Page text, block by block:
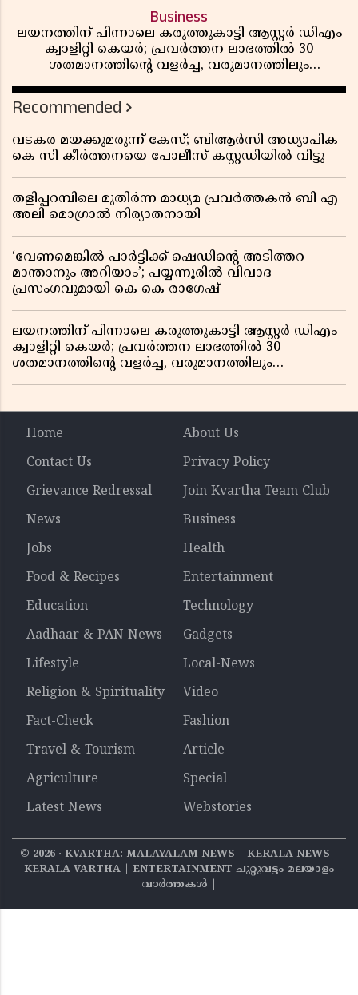
Business
ലയനത്തിന് പിന്നാലെ കരുത്തുകാട്ടി ആസ്റ്റർ ഡിഎം
ക്വാളിറ്റി കെയർ; പ്രവർത്തന ലാഭത്തിൽ 30
ശതമാനത്തിൻ്റെ വളർച്ച, വരുമാനത്തിലും
റിപ്പോർട്ട് പുറത്ത്
Recommended
വടകര മയക്കുമരുന്ന് കേസ്; ബിആർസി അധ്യാപിക
കെ സി കീർത്തനയെ പോലീസ് കസ്റ്റഡിയിൽ വിട്ടു
തളിപ്പറമ്പിലെ മുതിർന്ന മാധ്യമ പ്രവർത്തകൻ ബി എ
അലി മൊഗ്രാൽ നിര്യാതനായി
‘വേണമെങ്കിൽ പാർട്ടിക്ക് ഷെഡിൻ്റെ അടിത്തറ
മാന്താനും അറിയാം’; പയ്യന്നൂരിൽ വിവാദ
പ്രസംഗവുമായി കെ കെ രാഗേഷ്
ലയനത്തിന് പിന്നാലെ കരുത്തുകാട്ടി ആസ്റ്റർ ഡിഎം
ക്വാളിറ്റി കെയർ; പ്രവർത്തന ലാഭത്തിൽ 30
ശതമാനത്തിൻ്റെ വളർച്ച, വരുമാനത്തിലും
Home
About Us
Contact Us
Privacy Policy
Grievance Redressal
Join Kvartha Team Club
News
Business
Jobs
Health
Food & Recipes
Entertainment
Education
Technology
Aadhaar & PAN News
Gadgets
Lifestyle
Local-News
Religion & Spirituality
Video
Fact-Check
Fashion
Travel & Tourism
Article
Agriculture
Special
Latest News
Webstories
© 2026‧ KVARTHA: MALAYALAM NEWS | KERALA NEWS |
KERALA VARTHA | ENTERTAINMENT ചുറ്റുവട്ടം മലയാളം
വാര്‍ത്തകൾ |